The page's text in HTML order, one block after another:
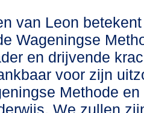
van Leon
Wageningse
en drijvende
voor zijn
Methode en
We zullen